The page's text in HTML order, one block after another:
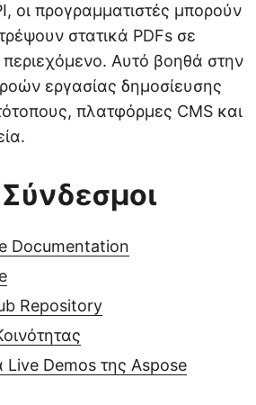
οι προγραμματιστές μπορούν
στατικά PDFs σε
Αυτό βοηθά στην
εργασίας δημοσίευσης
πλατφόρμες CMS και
Documentation
Repository
Live Demos της Aspose